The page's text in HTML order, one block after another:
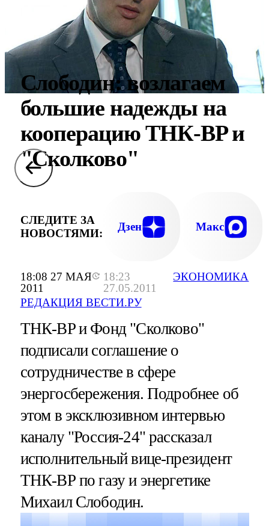
18:08 27 МАЯ
2011
18:23
27.05.2011
РЕДАКЦИЯ ВЕСТИ.РУ
ЭКОНОМИКА
Слободин: возлагаем
большие надежды на
кооперацию ТНК-BP и
"Сколково"
СЛЕДИТЕ ЗА
НОВОСТЯМИ:
Дзен Макс
ТНК-BP и Фонд "Сколково"
подписали соглашение о
сотрудничестве в сфере
энергосбережения. Подробнее об
этом в эксклюзивном интервью
каналу "Россия-24" рассказал
исполнительный вице-президент
ТНК-ВР по газу и энергетике
Михаил Слободин.